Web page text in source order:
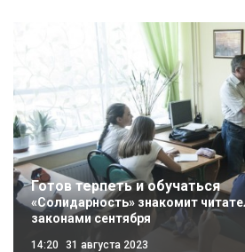
Готов терпеть и обучаться
«Солидарность» знакомит
законами сентября
14:20 31 августа 2023